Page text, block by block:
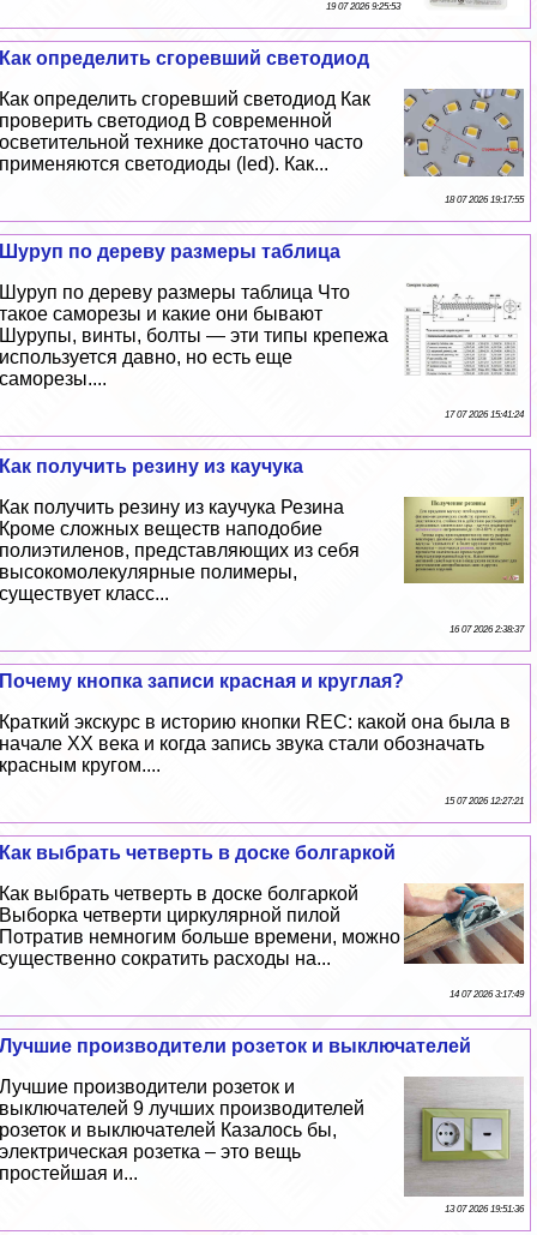
19 07 2026 9:25:53
Как определить сгоревший светодиод
Как определить сгоревший светодиод Как
проверить светодиод В современной
осветительной технике достаточно часто
применяются светодиоды (led). Как...
18 07 2026 19:17:55
Шуруп по дереву размеры таблица
Шуруп по дереву размеры таблица Что
такое саморезы и какие они бывают
Шурупы, винты, болты — эти типы крепежа
используется давно, но есть еще
саморезы....
17 07 2026 15:41:24
Как получить резину из каучука
Как получить резину из каучука Резина
Кроме сложных веществ наподобие
полиэтиленов, представляющих из себя
высокомолекулярные полимеры,
существует класс...
16 07 2026 2:38:37
Почему кнопка записи красная и круглая?
Краткий экскурс в историю кнопки REC: какой она была в
начале XX века и когда запись звука стали обозначать
красным кругом....
15 07 2026 12:27:21
Как выбрать четверть в доске болгаркой
Как выбрать четверть в доске болгаркой
Выборка четверти циркулярной пилой
Потратив немногим больше времени, можно
существенно сократить расходы на...
14 07 2026 3:17:49
Лучшие производители розеток и выключателей
Лучшие производители розеток и
выключателей 9 лучших производителей
розеток и выключателей Казалось бы,
электрическая розетка – это вещь
простейшая и...
13 07 2026 19:51:36